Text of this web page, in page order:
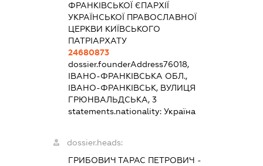
ФРАНКІВСЬКОЇ ЄПАРХІЇ
УКРАЇНСЬКОЇ ПРАВОСЛАВНОЇ
ЦЕРКВИ КИЇВСЬКОГО
ПАТРІАРХАТУ
24680873
dossier.founderAddress76018,
ІВАНО-ФРАНКІВСЬКА ОБЛ.,
ІВАНО-ФРАНКІВСЬК, ВУЛИЦЯ
ГРЮНВАЛЬДСЬКА, 3
statements.nationality:Україна
dossier.heads:
ГРИБОВИЧ ТАРАС ПЕТРОВИЧ -